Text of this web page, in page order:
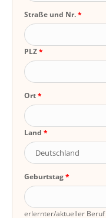
Straße und Nr.
PLZ
Ort
Land
Geburtstag
erlernter/aktueller Beruf